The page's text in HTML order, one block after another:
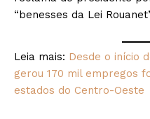
“benesses da Lei
Leia mais: Desde o início
gerou 170 mil empregos
estados do Centro-Oeste